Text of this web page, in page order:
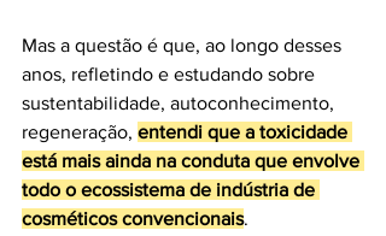
Mas a questão é que, ao longo desses
anos, refletindo e estudando sobre
sustentabilidade, autoconhecimento,
regeneração, entendi que a toxicidade
está mais ainda na conduta que envolve
todo o ecossistema de indústria de
cosméticos convencionais.